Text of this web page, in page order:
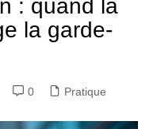
: quand la
la garde-
0 Pratique